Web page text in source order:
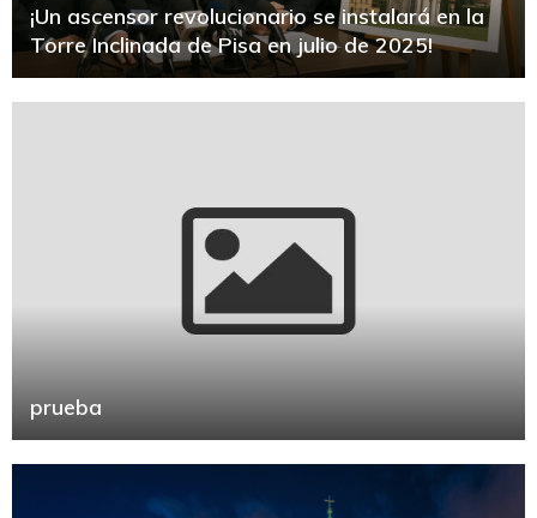
¡Un ascensor revolucionario se instalará en la
Torre Inclinada de Pisa en julio de 2025!
prueba